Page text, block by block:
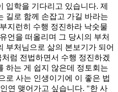
입학을 기다리고 있습니다. 제
길로 함께 손잡고 가길 바라는
지런히 수행 정진하라 낙숫물
언을 떠올리며 그 당시의 부처
부처님으로 삶의 본보기가 되어
럼 전법하면서 수행 정진하겠
하는 게 쉽지 않은데 정토회는
로 사는 인생이기에 이 좋은 법
연 맺어가고 싶습니다. "한 사